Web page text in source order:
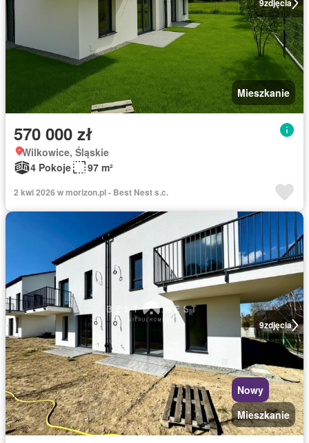
9zdjęcia
Mieszkanie
570 000 zł
Wilkowice, Śląskie
4 Pokoje
97 m²
2 kwi 2026 w morizon.pl - Best Nest s.c.
9zdjęcia
Nowy
Mieszkanie